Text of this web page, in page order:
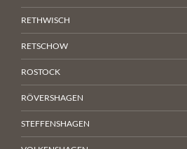
RETHWISCH
RETSCHOW
ROSTOCK
RÖVERSHAGEN
STEFFENSHAGEN